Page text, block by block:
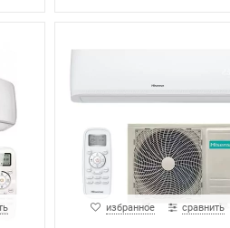
избранное сравнить